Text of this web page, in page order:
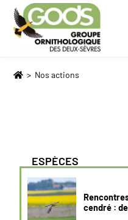
> Nos actions
ESPÈCES
cendré :